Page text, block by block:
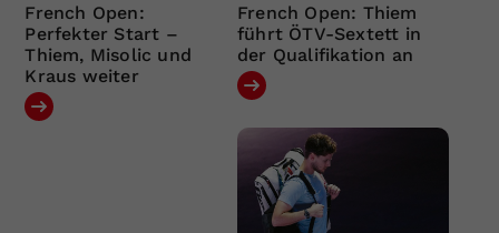
French Open:
Perfekter Start –
Thiem, Misolic und
Kraus weiter
French Open: Thiem
führt ÖTV-Sextett in
der Qualifikation an